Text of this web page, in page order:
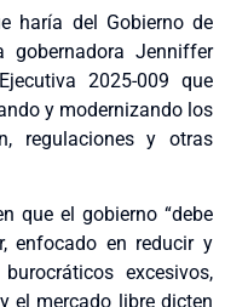
haría del Gobierno de
gobernadora Jenniffer
2025-009 que
y modernizando los
regulaciones y otras
que el gobierno “debe
enfocado en reducir y
excesivos,
el mercado libre dicten